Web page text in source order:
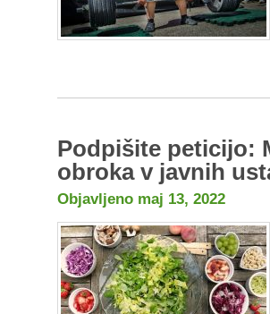
Podpišite peticijo:
obroka v javnih
Objavljeno maj 13, 2022